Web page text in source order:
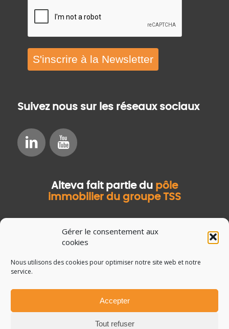
Gérer le consentement aux
cookies
Nous utilisons des cookies pour optimiser notre site web et notre
service.
Accepter
Tout refuser
S'inscrire à la Newsletter
Suivez nous sur les réseaux sociaux
Alteva fait partie du pôle
immobilier du groupe TSS
© Copyright Salvia Développement
Données personnelles Guide de la GMAO